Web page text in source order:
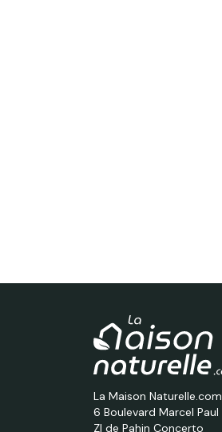
La Maison Naturelle.com
6 Boulevard Marcel Paul
ZI de Pahin Concerto